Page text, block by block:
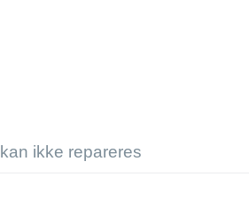
kan ikke repareres